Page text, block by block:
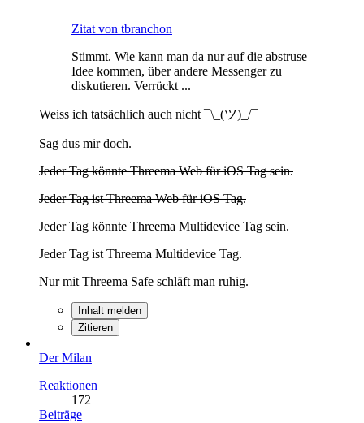
Zitat von tbranchon
Stimmt. Wie kann man da nur auf die abstruse
Idee kommen, über andere Messenger zu
diskutieren. Verrückt ...
Weiss ich tatsächlich auch nicht ¯\_(ツ)_/¯
Sag dus mir doch.
Jeder Tag könnte Threema Web für iOS Tag sein.
Jeder Tag ist Threema Web für iOS Tag.
Jeder Tag könnte Threema Multidevice Tag sein.
Jeder Tag ist Threema Multidevice Tag.
Nur mit Threema Safe schläft man ruhig.
Inhalt melden
Zitieren
Der Milan
Reaktionen
172
Beiträge